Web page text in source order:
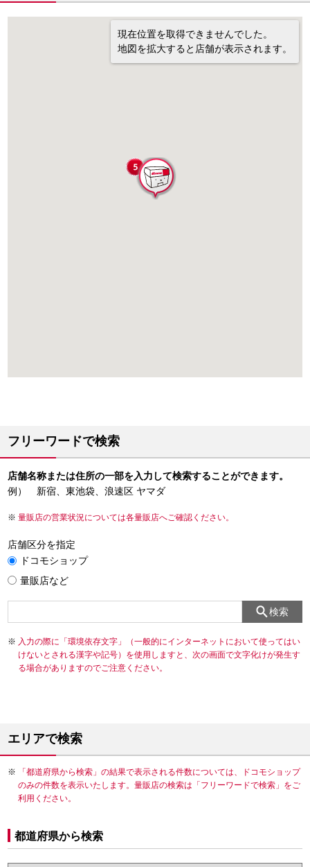
現在位置を取得できませんでした。
地図を拡大すると店舗が表示されます。
フリーワードで検索
店舗名称または住所の一部を入力して検索することができます。
例） 新宿、東池袋、浪速区 ヤマダ
量販店の営業状況については各量販店へご確認ください。
店舗区分を指定
ドコモショップ
量販店など
検索
入力の際に「環境依存文字」（一般的にインターネットにおいて使ってはい
けないとされる漢字や記号）を使用しますと、次の画面で文字化けが発生す
る場合がありますのでご注意ください。
エリアで検索
「都道府県から検索」の結果で表示される件数については、ドコモショップ
のみの件数を表示いたします。量販店の検索は「フリーワードで検索」をご
利用ください。
都道府県から検索